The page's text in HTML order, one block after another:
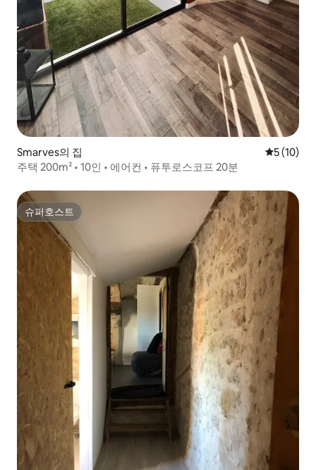
Smarves의 집 평점 5점
5 (10)
주택 200m² • 10인 • 에어컨 • 퓨투로스코프 20분
슈퍼호스트
슈퍼호스트